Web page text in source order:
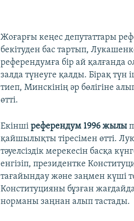
Жоғарғы кеңес депутаттары
бекітуден бас тартып,
референдумға бір ай қалғанда
залда түнеуге қалды. Бірақ
тиеп, Минскінің әр бөлігіне
өтті.
Екінші референдум 1996 жылы
қайшылықты тіресімен өтті.
тәуелсіздік мерекесін басқа
енгізіп, президентке
тағайындау және заңмен күші
Конституцияны бұзған
норманы заңнан алып тастады.